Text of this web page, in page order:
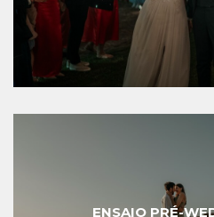
ENSAIO PRÉ-